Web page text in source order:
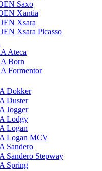
Saxo
Xantia
Xsara
Xsara Picasso
Ateca
Born
Formentor
Dokker
Duster
Jogger
Lodgy
Logan
Logan MCV
Sandero
Sandero Stepway
Spring